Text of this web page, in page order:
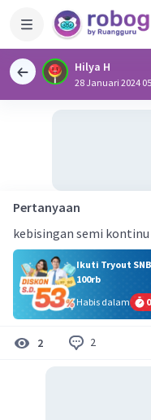
Hilya H
28 Januari 2024
Pertanyaan
kebisingan semi kontinu
Ikuti Tryout
100rb
Habis dalam
2 2